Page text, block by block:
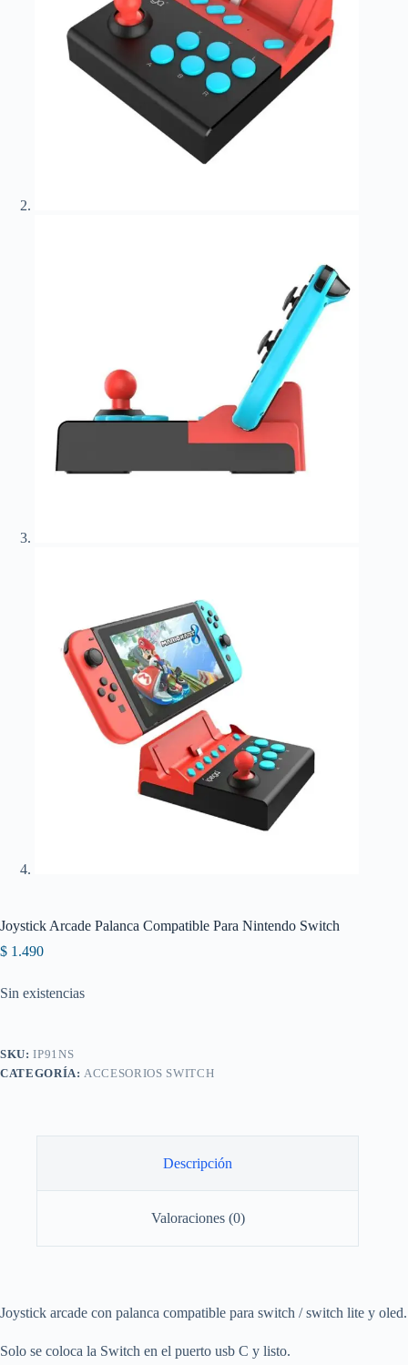
Joystick Arcade Palanca Compatible Para Nintendo Switch
$ 1.490
Sin existencias
SKU:IP91NS
CATEGORÍA: ACCESORIOS SWITCH
Descripción
Valoraciones (0)
Joystick arcade con palanca compatible para switch / switch lite y oled.
Solo se coloca la Switch en el puerto usb C y listo.